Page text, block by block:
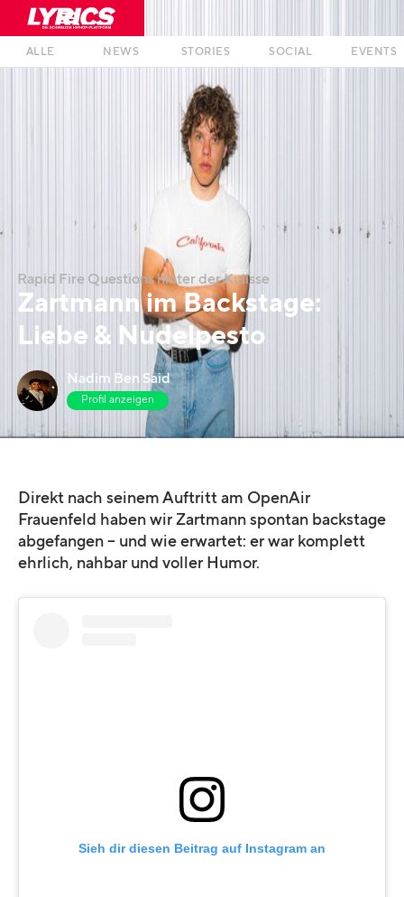
ALLE NEWS STORIES SOCIAL EVENTS
Rapid Fire Questions hinter der Kulisse
Zartmann im Backstage:
Liebe & Nudelpesto
Nadim Ben Said
Profil anzeigen
Direkt nach seinem Auftritt am OpenAir
Frauenfeld haben wir Zartmann spontan backstage
abgefangen – und wie erwartet: er war komplett
ehrlich, nahbar und voller Humor.
Sieh dir diesen Beitrag auf Instagram an